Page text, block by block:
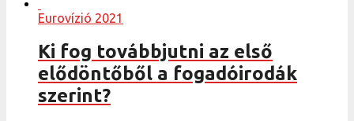
Eurovízió 2021
Ki fog továbbjutni az első
elődöntőből a fogadóirodák
szerint?